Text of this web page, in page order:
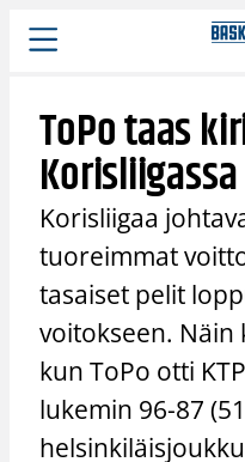
Siirry
sisältöön
ToPo taas
Korisliigassa
Korisliigaa
tuoreimmat
tasaiset pelit
voitokseen. Näin
kun ToPo otti
lukemin 96-87